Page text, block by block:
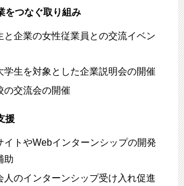
をつなぐ取り組み
と企業の女性従業員との交流イベン
学生を対象とした企業説明会の開催
の交流会の開催
援
イトやWebインターンシップの開発
助
人のインターンシップ受け入れ促進